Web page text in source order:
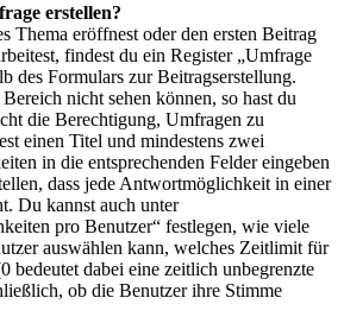
erstellen?
Thema eröffnest oder den ersten Beitrag
findest du ein Register „Umfrage
des Formulars zur Beitragserstellung.
nicht sehen können, so hast du
die Berechtigung, Umfragen zu
einen Titel und mindestens zwei
in die entsprechenden Felder eingeben
dass jede Antwortmöglichkeit in einer
Du kannst auch unter
pro Benutzer“ festlegen, wie viele
auswählen kann, welches Zeitlimit für
bedeutet dabei eine zeitlich unbegrenzte
ob die Benutzer ihre Stimme